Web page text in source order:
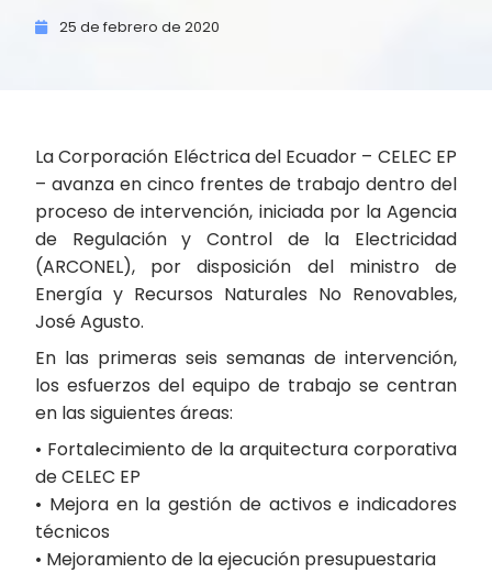
25 de febrero de 2020
La Corporación Eléctrica del Ecuador – CELEC EP
– avanza en cinco frentes de trabajo dentro del
proceso de intervención, iniciada por la Agencia
de Regulación y Control de la Electricidad
(ARCONEL), por disposición del ministro de
Energía y Recursos Naturales No Renovables,
José Agusto.
En las primeras seis semanas de intervención,
los esfuerzos del equipo de trabajo se centran
en las siguientes áreas:
• Fortalecimiento de la arquitectura corporativa
de CELEC EP
• Mejora en la gestión de activos e indicadores
técnicos
• Mejoramiento de la ejecución presupuestaria